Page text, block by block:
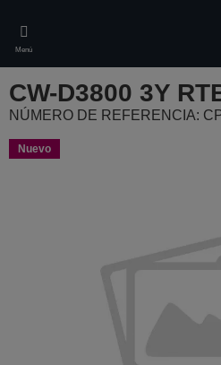
main
content
Menú
CW-D3800 3Y
NÚMERO DE REFERENCIA:
Nuevo